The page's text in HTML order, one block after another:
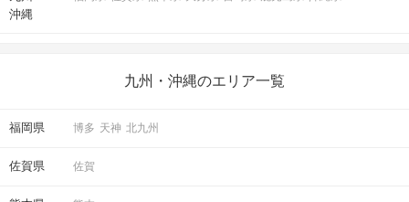
パーティー終了後に進展があるかも♡
STEP5 結果発表
沖縄
九州・沖縄のエリア一覧
福岡県 博多 天神 北九州
佐賀県 佐賀